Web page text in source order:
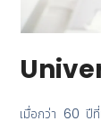
เมื่อกว่า 60